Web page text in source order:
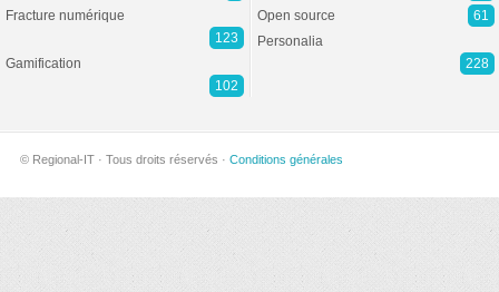
Fracture numérique
123
Gamification
102
Open source
61
Personalia
228
© Regional-IT · Tous droits réservés · Conditions générales